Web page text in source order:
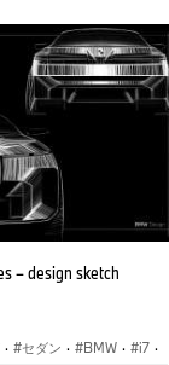
– design sketch
· セダン · BMW · i7 ·